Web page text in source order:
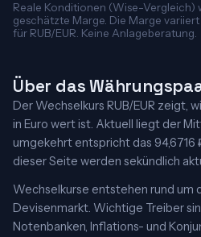
Reale Konditionen (Wise-Vergleich)
geschätzte Marge. Die Marge
für RUB/EUR. Keine Anlageberatung.
Über das
Der Wechselkurs RUB/EUR zeigt,
in Euro wert ist. Aktuell liegt der
umgekehrt entspricht das 94,6716
dieser Seite werden sekündlich
Wechselkurse entstehen rund um
Devisenmarkt. Wichtige Treiber
Notenbanken, Inflations- und